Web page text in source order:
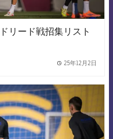
リード戦招集リスト
25年12月2日
FCB Barcelona badge